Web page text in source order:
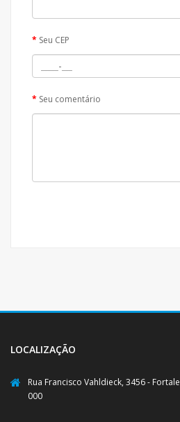
Seu CEP
Seu comentário
LOCALIZAÇÃO
Rua Francisco Vahldieck, 3456 -
000